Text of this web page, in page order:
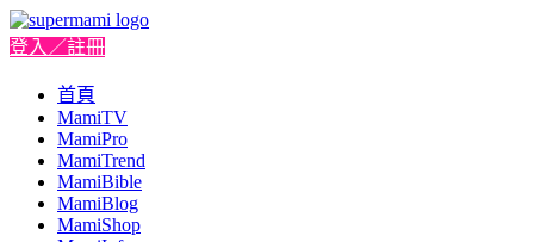
登入／註冊
首頁
MamiTV
MamiPro
MamiTrend
MamiBible
MamiBlog
MamiShop